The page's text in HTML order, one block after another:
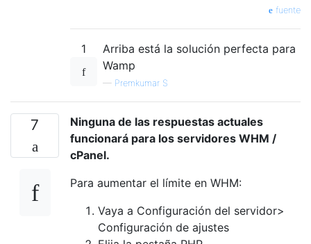
fuente
1
Arriba está la solución perfecta para
Wamp
— Premkumar S
7
Ninguna de las respuestas actuales
funcionará para los servidores WHM /
cPanel.
Para aumentar el límite en WHM:
Vaya a Configuración del servidor>
Configuración de ajustes